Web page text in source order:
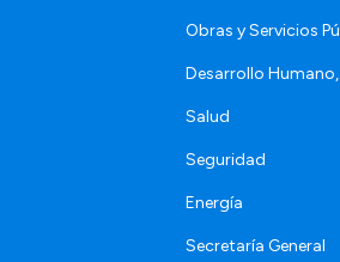
Obras y Servicios
Desarrollo
Salud
Seguridad
Energía
Secretaría General